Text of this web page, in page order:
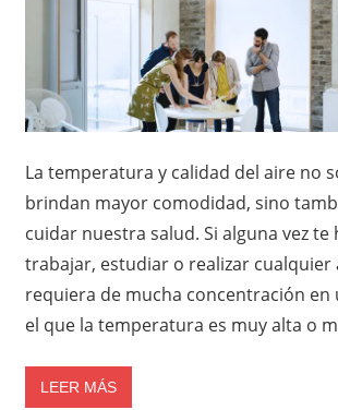
La temperatura y calidad del aire no
brindan mayor comodidad, sino
cuidar nuestra salud. Si alguna vez te
trabajar, estudiar o realizar cualquier
requiera de mucha concentración en
el que la temperatura es muy alta o
LEER MÁS